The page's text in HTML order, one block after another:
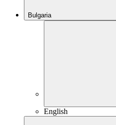
Bulgaria
English